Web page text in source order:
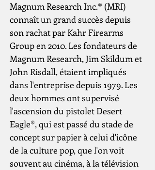
Magnum Research Inc.® (MRI)
connaît un grand succès depuis
son rachat par Kahr Firearms
Group en 2010. Les fondateurs de
Magnum Research, Jim Skildum et
John Risdall, étaient impliqués
dans l'entreprise depuis 1979. Les
deux hommes ont supervisé
l'ascension du pistolet Desert
Eagle®, qui est passé du stade de
concept sur papier à celui d'icône
de la culture pop, que l'on voit
souvent au cinéma, à la télévision